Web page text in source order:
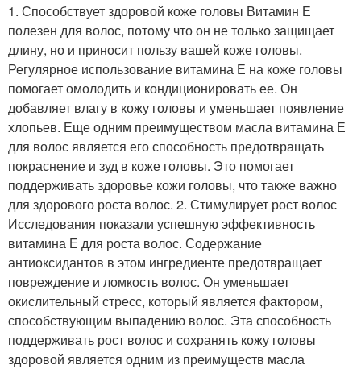
1. Способствует здоровой коже головы Витамин Е
полезен для волос, потому что он не только защищает
длину, но и приносит пользу вашей коже головы.
Регулярное использование витамина Е на коже головы
помогает омолодить и кондиционировать ее. Он
добавляет влагу в кожу головы и уменьшает появление
хлопьев. Еще одним преимуществом масла витамина Е
для волос является его способность предотвращать
покраснение и зуд в коже головы. Это помогает
поддерживать здоровье кожи головы, что также важно
для здорового роста волос. 2. Стимулирует рост волос
Исследования показали успешную эффективность
витамина Е для роста волос. Содержание
антиоксидантов в этом ингредиенте предотвращает
повреждение и ломкость волос. Он уменьшает
окислительный стресс, который является фактором,
способствующим выпадению волос. Эта способность
поддерживать рост волос и сохранять кожу головы
здоровой является одним из преимуществ масла